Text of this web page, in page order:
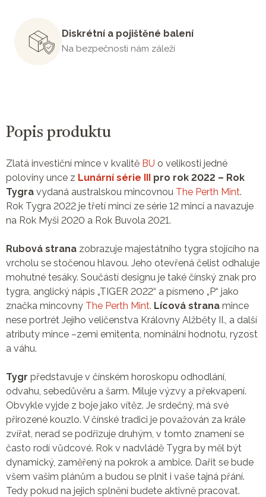
Diskrétní a pojištěné balení
Na bezpečnosti nám záleží
Popis produktu
Zlatá investiční mince v kvalitě BU o velikosti jedné
poloviny unce z Lunární série III pro rok 2022 – Rok
Tygra vydaná australskou mincovnou The Perth Mint.
Rok Tygra 2022 je třetí mincí ze série 12 mincí a navazuje
na Rok Myši 2020 a Rok Buvola 2021.
Rubová strana zobrazuje majestátního tygra stojícího na
vrcholu se stočenou hlavou. Jeho otevřená čelist odhaluje
mohutné tesáky. Součástí designu je také čínský znak pro
tygra, anglický nápis „TIGER 2022“ a písmeno „P“ jako
značka mincovny The Perth Mint. Lícová strana mince
nese portrét Jejího veličenstva Královny Alžběty II., a další
atributy mince –zemi emitenta, nominální hodnotu, ryzost
a váhu.
Tygr představuje v čínském horoskopu odhodlání,
odvahu, sebedůvěru a šarm. Miluje výzvy a překvapení.
Obvykle vyjde z boje jako vítěz. Je srdečný, má své
přirozené kouzlo. V čínské tradici je považován za krále
zvířat, nerad se podřizuje druhým, v tomto znamení se
často rodí vůdcové. Rok v nadvládě Tygra by měl být
dynamický, zaměřený na pokrok a ambice. Dařit se bude
všem vašim plánům a budou se plnit i vaše tajná přání.
Tedy pokud na jejich splnění budete aktivně pracovat.